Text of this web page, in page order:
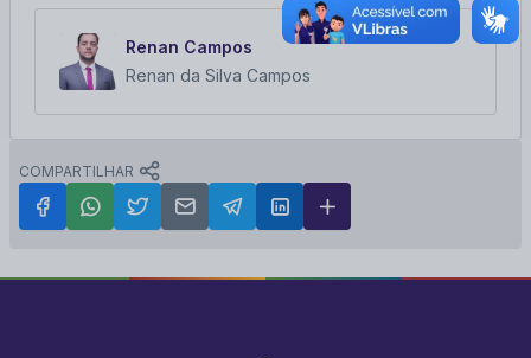
Renan Campos
Renan da Silva Campos
COMPARTILHAR